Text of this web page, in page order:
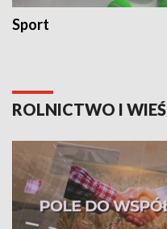
Sport
ROLNICTWO I WIEŚ